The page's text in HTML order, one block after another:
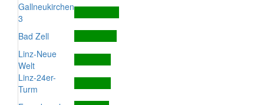
Gallneukirchen
3
Bad Zell
Linz-Neue
Welt
Linz-24er-
Turm